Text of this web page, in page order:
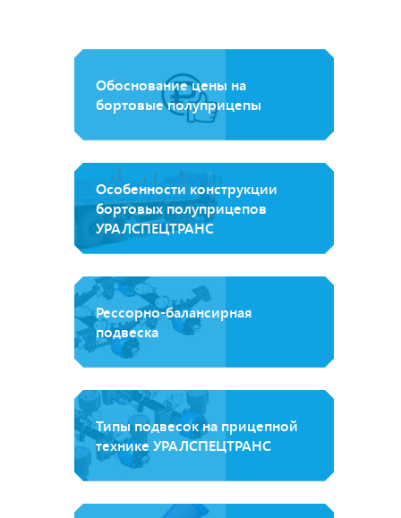
Обоснование цены на
бортовые полуприцепы
Особенности конструкции
бортовых полуприцепов
УРАЛСПЕЦТРАНС
Рессорно-балансирная
подвеска
Типы подвесок на прицепной
технике УРАЛСПЕЦТРАНС